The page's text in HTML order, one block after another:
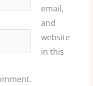
email,
and
website
in this